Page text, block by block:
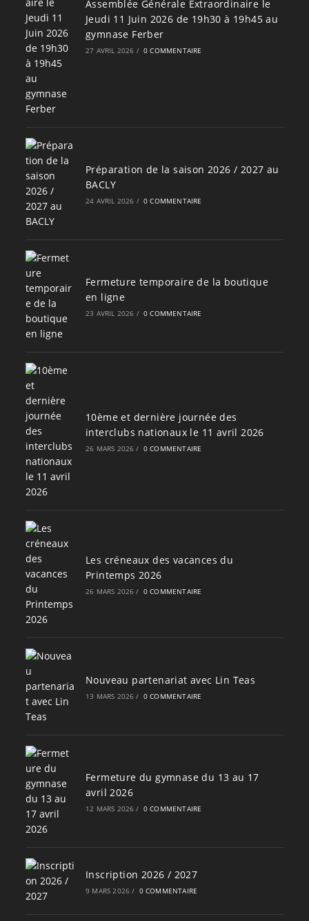
Assemblée Générale Extraordinaire le
Jeudi 11 Juin 2026 de 19h30 à 19h45 au
gymnase Ferber
27 AVRIL 2026 / 0 COMMENTAIRE
Préparation de la saison 2026 / 2027 au
BACLY
24 AVRIL 2026 / 0 COMMENTAIRE
Fermeture temporaire de la boutique
en ligne
23 AVRIL 2026 / 0 COMMENTAIRE
10ème et dernière journée des
interclubs nationaux le 11 avril 2026
26 MARS 2026 / 0 COMMENTAIRE
Les créneaux des vacances du
Printemps 2026
26 MARS 2026 / 0 COMMENTAIRE
Nouveau partenariat avec Lin Teas
13 MARS 2026 / 0 COMMENTAIRE
Fermeture du gymnase du 13 au 17
avril 2026
12 MARS 2026 / 0 COMMENTAIRE
Inscription 2026 / 2027
9 MARS 2026 / 0 COMMENTAIRE